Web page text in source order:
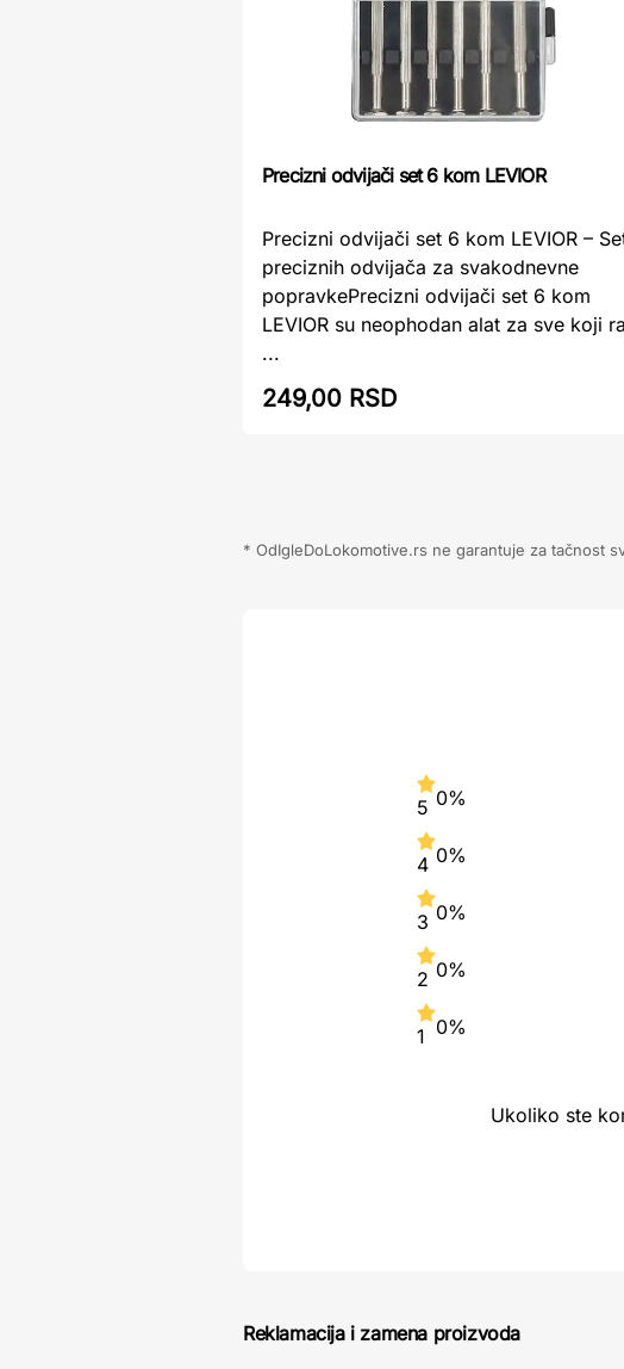
Precizni odvijači set 6 kom LEVIOR
Precizni odvijači set 6 kom LEVIOR –
preciznih odvijača za svakodnevne
popravkePrecizni odvijači set 6 kom
LEVIOR su neophodan alat za sve koji ra
...
249,00 RSD
* OdIgleDoLokomotive.rs ne garantuje za tačnost
5 0%
4 0%
3 0%
2 0%
1 0%
Ukoliko ste
Reklamacija i zamena proizvoda